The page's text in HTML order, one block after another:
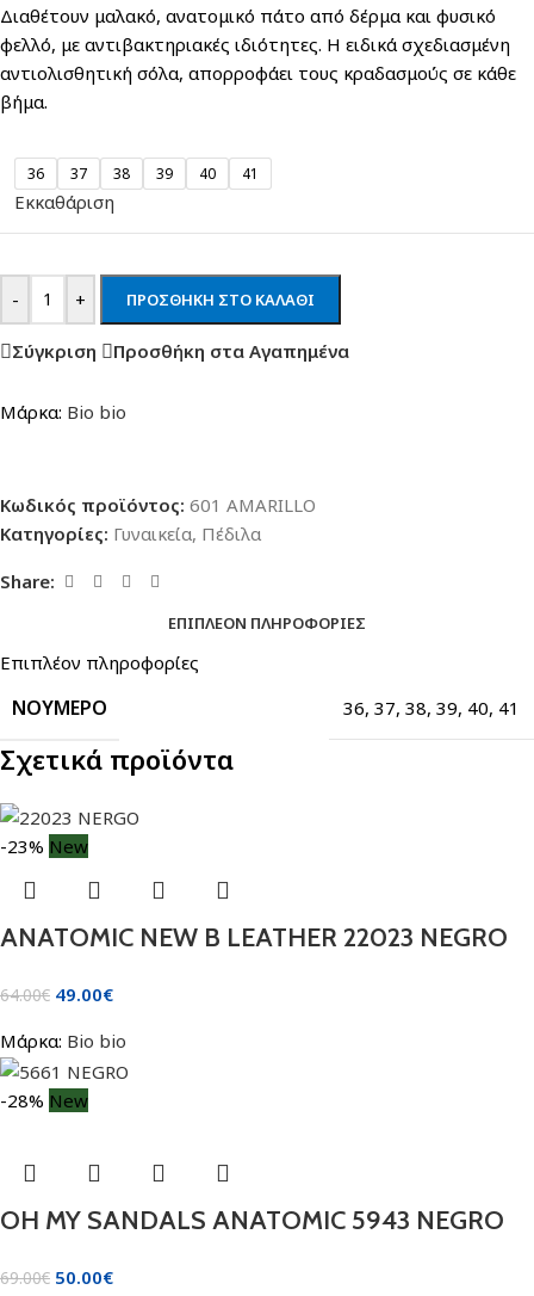
Διαθέτουν μαλακό, ανατομικό πάτο από δέρμα και φυσικό
φελλό, με αντιβακτηριακές ιδιότητες. Η ειδικά σχεδιασμένη
αντιολισθητική σόλα, απορροφάει τους κραδασμούς σε κάθε
βήμα.
36 37 38 39 40 41
Εκκαθάριση
- + ΠΡΟΣΘΉΚΗ ΣΤΟ ΚΑΛΆΘΙ
Σύγκριση Προσθήκη στα Αγαπημένα
Μάρκα: Bio bio
Κωδικός προϊόντος: 601 AMARILLO
Κατηγορίες: Γυναικεία, Πέδιλα
Share:
ΕΠΙΠΛΈΟΝ ΠΛΗΡΟΦΟΡΊΕΣ
Επιπλέον πληροφορίες
ΝΟΎΜΕΡΟ 36, 37, 38, 39, 40, 41
Σχετικά προϊόντα
-23% New
ANATOMIC NEW B LEATHER 22023 NEGRO
64.00€ 49.00€
Μάρκα: Bio bio
-28% New
OH MY SANDALS ANATOMIC 5943 NEGRO
69.00€ 50.00€